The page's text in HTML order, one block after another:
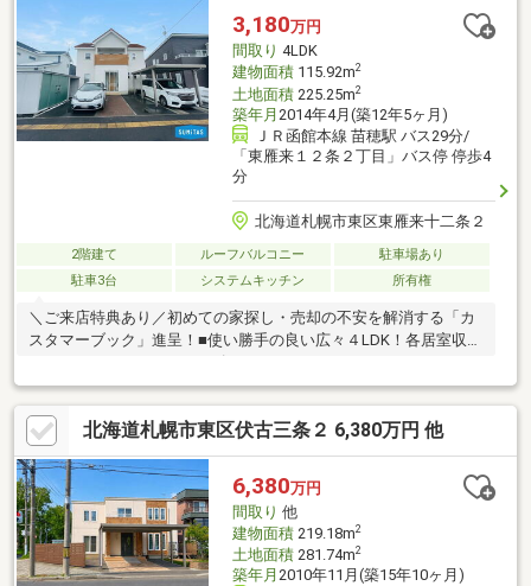
環境です。■スーパー、ホームセンター、ドラッグストア等がす
べて徒歩10分圏内に揃う商業施設も充実の住環境！
3,180万円
間取り 4LDK
建物面積115.92m2
土地面積225.25m2
築年月 2014年4月(築12年5ヶ月)
ＪＲ函館本線 苗穂駅 バス29分/
「東雁来１２条２丁目」バス停 停歩4
分
北海道札幌市東区東雁来十二条２
2階建て ルーフバルコニー
駐車場あり
駐車3台
システムキッチン 所有権
＼ご来店特典あり／初めての家探し・売却の不安を解消する「カ
スタマーブック」進呈！■使い勝手の良い広々４LDK！各居室収納
り充実の収納■カーポートがあり雪の日にも安心です。駐車スペ
ースは合計3台分■物置が2カ所あり、アウトドア用品もしっかり
収納■小学校まで徒歩約10分、中学校まで徒歩約13分でお子様の
通学も安心■オール電化物件ですが、太陽光パネルや蓄電池もつ
いているためお財布にも優しい■全館空調のため家の中のどこに
いても、冬場は暖かく夏場は涼しい■スーパーなど商業施設が徒
歩圏内で生活利便性良好
北海道札幌市東区伏古三条２ 6,380万円 他
6,380万円
間取り 他
建物面積219.18m2
土地面積281.74m2
築年月 2010年11月(築15年10ヶ月)